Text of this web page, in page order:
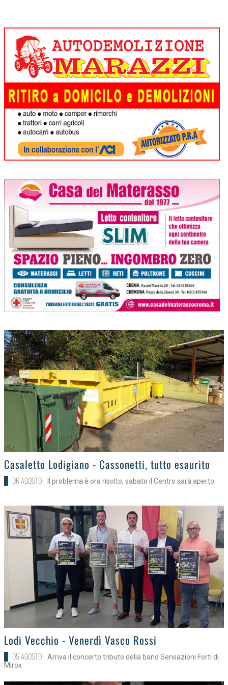
>
Casaletto Lodigiano - Cassonetti, tutto esaurito
06 AGOSTO Il problema è ora risolto, sabato il Centro sarà aperto
>Lodi Vecchio - Venerdì Vasco Rossi
05 AGOSTO
Arriva il concerto tributo della band Sensazioni Forti di
Mirox